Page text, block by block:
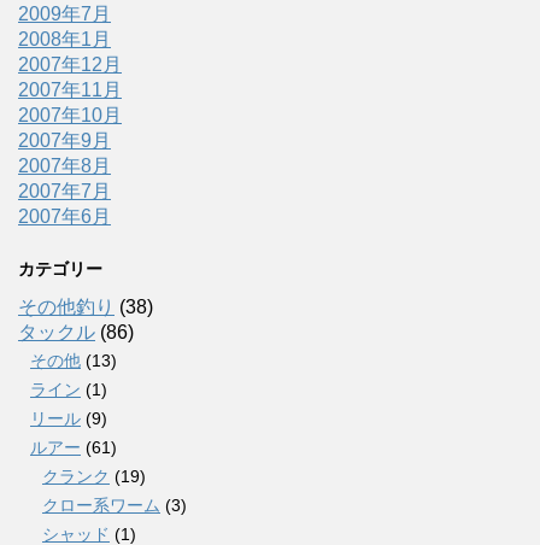
2009年7月
2008年1月
2007年12月
2007年11月
2007年10月
2007年9月
2007年8月
2007年7月
2007年6月
カテゴリー
その他釣り (38)
タックル (86)
その他 (13)
ライン (1)
リール (9)
ルアー (61)
クランク (19)
クロー系ワーム (3)
シャッド (1)